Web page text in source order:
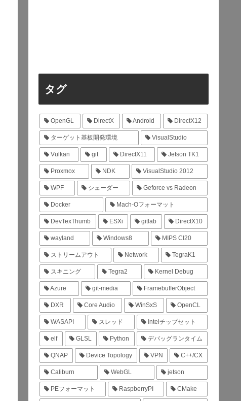
タグ
OpenGL DirectX Android DirectX12
ターゲット基板開発環境 VisualStudio
Vulkan git DirectX11 Jetson TK1
Proxmox NDK VisualStudio 2012
WPF シェーダー Geforce vs Radeon
Docker Mach-Oフォーマット
DevTexThumb ESXi gitlab DirectX10
wayland Windows8 MIPS CI20
ストリームアウト Network TegraK1
スキニング Tegra2 Kernel Debug
Azure git-media FramebufferObject
DXR Core Audio WinSxS OpenCL
WASAPI スレッド Intelチップセット
elf GLSL Python デバッグランタイム
QNAP Device Topology VPN C++/CX
Caliburn WebGL jetson
PEフォーマット RaspberryPI CMake